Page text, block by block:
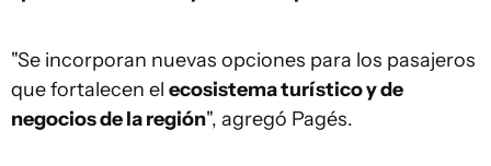
"Se incorporan nuevas opciones para los pasajeros
que fortalecen el ecosistema turístico y de
negocios de la región", agregó Pagés.